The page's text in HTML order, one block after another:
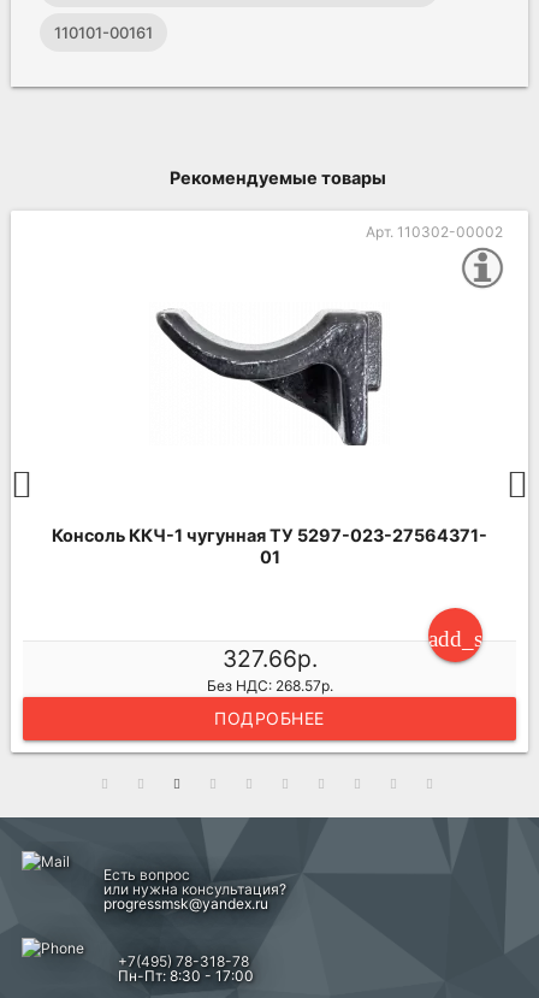
110101-00161
Рекомендуемые товары
Арт. 110302-00003
Консоль ККЧ-2 чугунная ТУ 5297-023-27564371-
01
537.82р.
Без НДС: 440.84р.
ПОДРОБНЕЕ
Есть вопрос
или нужна консультация?
progressmsk@yandex.ru
+7(495) 78-318-78
Пн-Пт: 8:30 - 17:00